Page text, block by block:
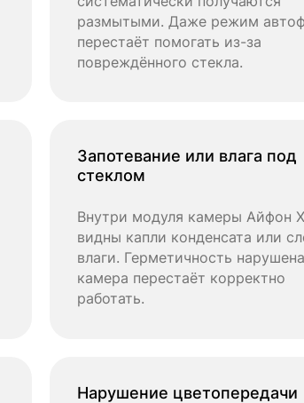
размытыми. Даже режим
перестаёт помогать из-за
повреждённого стекла.
Запотевание или влага под
стеклом
Внутри модуля камеры Айфон
видны капли конденсата или
влаги. Герметичность
камера перестаёт корректно
работать.
Нарушение цветопередачи